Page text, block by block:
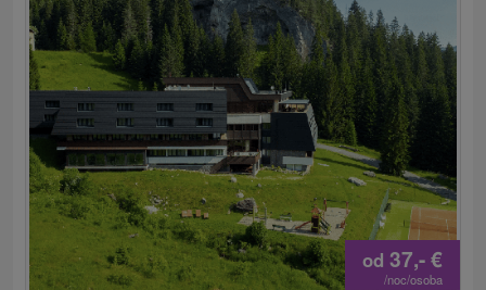
od 37,-€
/noc/osoba